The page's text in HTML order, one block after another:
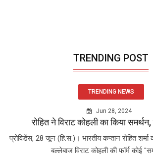
TRENDING POST
TRENDING NEWS
Jun 28, 2024
रोहित ने विराट कोहली का किया समर्थन,
प्रोविडेंस, 28 जून (हि.स.)। भारतीय कप्तान रोहित शर्मा
बल्लेबाज विराट कोहली की फॉर्म कोई